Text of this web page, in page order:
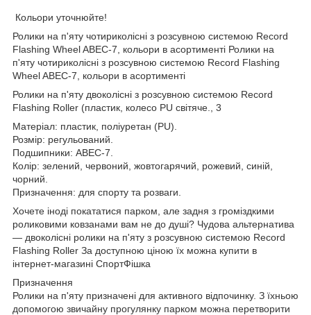
Кольори уточнюйте!
Ролики на п'яту чотириколісні з розсувною системою Record
Flashing Wheel ABEC-7, кольори в асортименті Ролики на
п'яту чотириколісні з розсувною системою Record Flashing
Wheel ABEC-7, кольори в асортименті
Ролики на п'яту двоколісні з розсувною системою Record
Flashing Roller (пластик, колесо PU світяче., 3
Матеріал: пластик, поліуретан (PU).
Розмір: регульований.
Подшипники: ABEC-7.
Колір: зелений, червоний, жовтогарячий, рожевий, синій,
чорний.
Призначення: для спорту та розваги.
Хочете іноді покататися парком, але задня з громіздкими
роликовими ковзанами вам не до душі? Чудова альтернатива
— двоколісні ролики на п'яту з розсувною системою Record
Flashing Roller За доступною ціною їх можна купити в
інтернет-магазині СпортФішка
Призначення
Ролики на п'яту призначені для активного відпочинку. З їхньою
допомогою звичайну прогулянку парком можна перетворити